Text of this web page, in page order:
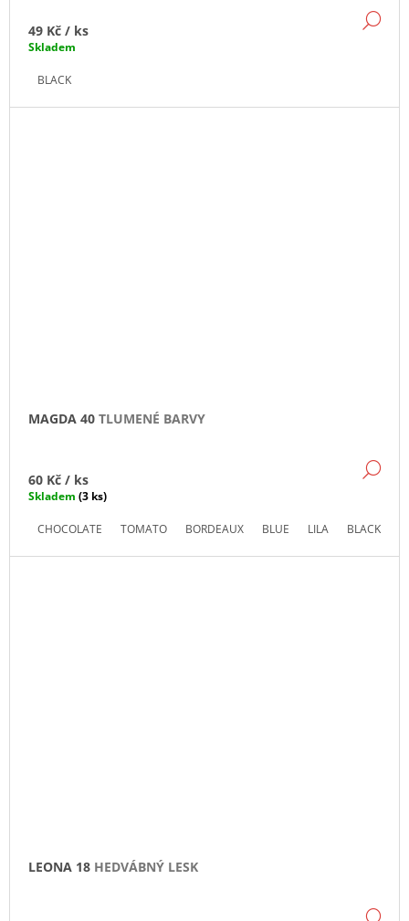
49 Kč / ks
Skladem
BLACK
MAGDA 40 TLUMENÉ BARVY
60 Kč / ks
Skladem (3 ks)
CHOCOLATE TOMATO BORDEAUX BLUE LILA BLACK
LEONA 18 HEDVÁBNÝ LESK